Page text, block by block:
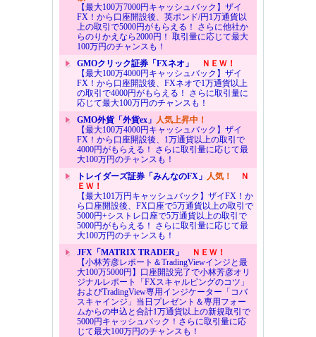
【最大100万7000円キャッシュバック】ザイ
FX！から口座開設後、英ポンド/円1万通貨以
上の取引で5000円がもらえる！ さらに他社か
らのりかえなら2000円！ 取引量に応じて最大
100万円のチャンスも！
GMOクリック証券「FXネオ」
ＮＥＷ！
【最大100万4000円キャッシュバック】ザイ
FX！から口座開設後、FXネオで1万通貨以上
の取引で4000円がもらえる！ さらに取引量に
応じて最大100万円のチャンスも！
GMO外貨「外貨ex」 人気上昇中！
【最大100万4000円キャッシュバック】ザイ
FX！から口座開設後、1万通貨以上の取引で
4000円がもらえる！ さらに取引量に応じて最
大100万円のチャンスも！
トレイダーズ証券「みんなのFX」 人気！
Ｎ
ＥＷ！
【最大101万円キャッシュバック】ザイFX！か
ら口座開設後、FX口座で5万通貨以上の取引で
5000円+シストレ口座で5万通貨以上の取引で
5000円がもらえる！ さらに取引量に応じて最
大100万円のチャンスも！
JFX「MATRIX TRADER」
ＮＥＷ！
【小林芳彦レポート＆TradingViewインジと最
大100万5000円】口座開設完了で小林芳彦オリ
ジナルレポート「FXスキャルピングのコツ」
およびTradingView専用インジケーター「コバ
スキャインジ」当日プレゼント＆専用フォー
ムからの申込と合計1万通貨以上の新規取引で
5000円キャッシュバック！さらに取引量に応
じて最大100万円のチャンスも！